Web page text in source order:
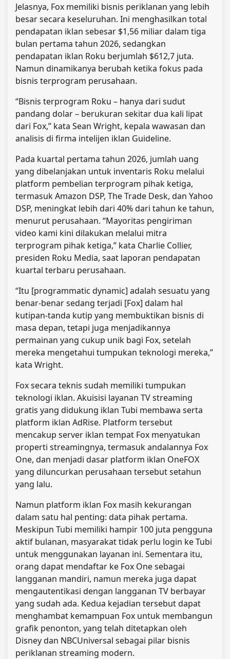
Jelasnya, Fox memiliki bisnis periklanan yang lebih
besar secara keseluruhan. Ini menghasilkan total
pendapatan iklan sebesar $1,56 miliar dalam tiga
bulan pertama tahun 2026, sedangkan
pendapatan iklan Roku berjumlah $612,7 juta.
Namun dinamikanya berubah ketika fokus pada
bisnis terprogram perusahaan.
“Bisnis terprogram Roku – hanya dari sudut
pandang dolar – berukuran sekitar dua kali lipat
dari Fox,” kata Sean Wright, kepala wawasan dan
analisis di firma intelijen iklan Guideline.
Pada kuartal pertama tahun 2026, jumlah uang
yang dibelanjakan untuk inventaris Roku melalui
platform pembelian terprogram pihak ketiga,
termasuk Amazon DSP, The Trade Desk, dan Yahoo
DSP, meningkat lebih dari 40% dari tahun ke tahun,
menurut perusahaan. “Mayoritas pengiriman
video kami kini dilakukan melalui mitra
terprogram pihak ketiga,” kata Charlie Collier,
presiden Roku Media, saat laporan pendapatan
kuartal terbaru perusahaan.
“Itu [programmatic dynamic] adalah sesuatu yang
benar-benar sedang terjadi [Fox] dalam hal
kutipan-tanda kutip yang membuktikan bisnis di
masa depan, tetapi juga menjadikannya
permainan yang cukup unik bagi Fox, setelah
mereka mengetahui tumpukan teknologi mereka,”
kata Wright.
Fox secara teknis sudah memiliki tumpukan
teknologi iklan. Akuisisi layanan TV streaming
gratis yang didukung iklan Tubi membawa serta
platform iklan AdRise. Platform tersebut
mencakup server iklan tempat Fox menyatukan
properti streamingnya, termasuk andalannya Fox
One, dan menjadi dasar platform iklan OneFOX
yang diluncurkan perusahaan tersebut setahun
yang lalu.
Namun platform iklan Fox masih kekurangan
dalam satu hal penting: data pihak pertama.
Meskipun Tubi memiliki hampir 100 juta pengguna
aktif bulanan, masyarakat tidak perlu login ke Tubi
untuk menggunakan layanan ini. Sementara itu,
orang dapat mendaftar ke Fox One sebagai
langganan mandiri, namun mereka juga dapat
mengautentikasi dengan langganan TV berbayar
yang sudah ada. Kedua kejadian tersebut dapat
menghambat kemampuan Fox untuk membangun
grafik penonton, yang telah ditetapkan oleh
Disney dan NBCUniversal sebagai pilar bisnis
periklanan streaming modern.